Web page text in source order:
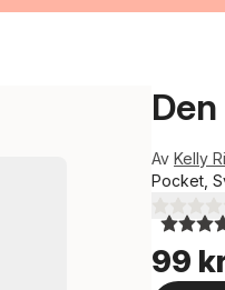
Av Kelly
Pocket,
3,7utav 5
99